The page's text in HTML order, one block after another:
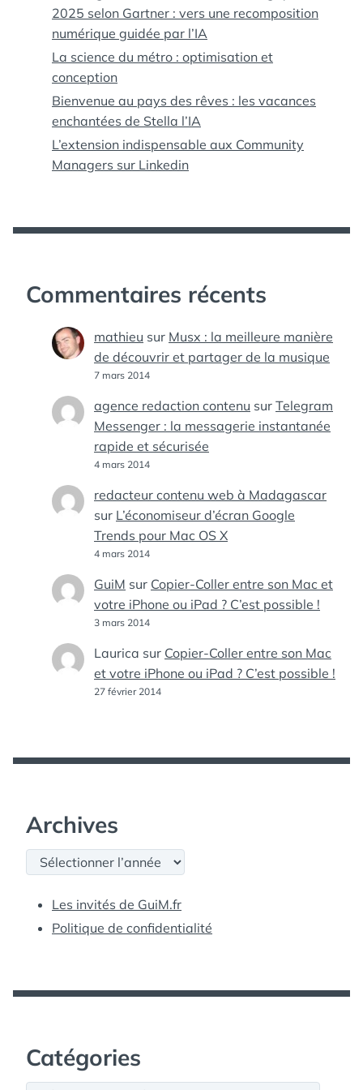
2025 selon Gartner : vers une recomposition
numérique guidée par l’IA
La science du métro : optimisation et
conception
Bienvenue au pays des rêves : les vacances
enchantées de Stella l’IA
L’extension indispensable aux Community
Managers sur Linkedin
Commentaires récents
mathieu sur Musx : la meilleure manière
de découvrir et partager de la musique
7 mars 2014
agence redaction contenu sur Telegram
Messenger : la messagerie instantanée
rapide et sécurisée
4 mars 2014
redacteur contenu web à Madagascar
sur L’économiseur d’écran Google
Trends pour Mac OS X
4 mars 2014
GuiM sur Copier-Coller entre son Mac et
votre iPhone ou iPad ? C’est possible !
3 mars 2014
Laurica sur Copier-Coller entre son Mac
et votre iPhone ou iPad ? C’est possible !
27 février 2014
Archives
Archives
Les invités de GuiM.fr
Politique de confidentialité
Catégories